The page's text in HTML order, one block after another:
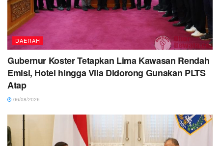
DAERAH
Gubernur Koster Tetapkan Lima Kawasan Rendah
Emisi, Hotel hingga Vila Didorong Gunakan PLTS
Atap
06/08/2026